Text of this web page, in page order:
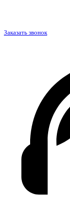
Заказать звонок